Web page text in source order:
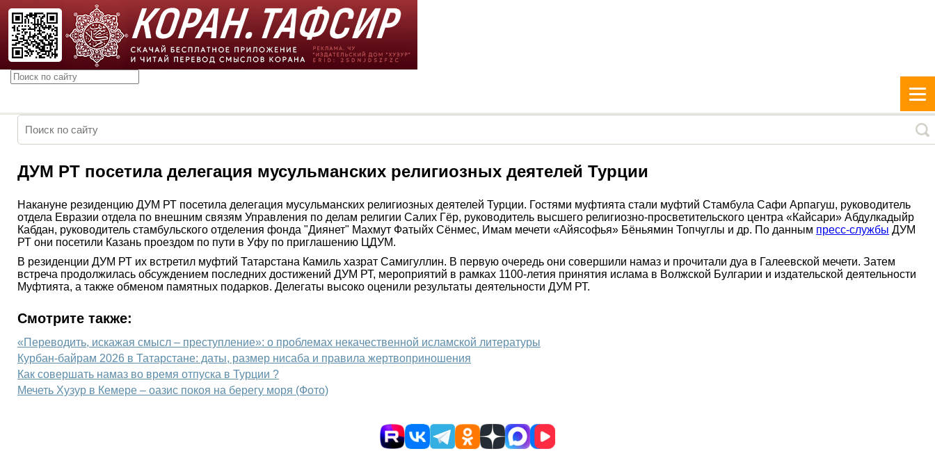
ДУМ РТ посетила делегация мусульманских религиозных деятелей Турции
Накануне резиденцию ДУМ РТ посетила делегация мусульманских религиозных деятелей Турции. Гостями муфтията стали муфтий Стамбула Сафи Арпагуш, руководитель
отдела Евразии отдела по внешним связям Управления по делам религии Салих Гёр, руководитель высшего религиозно-просветительского центра «Кайсари» Абдулкадыйр
Кабдан, руководитель стамбульского отделения фонда "Диянет" Махмут Фатыйх Сёнмес, Имам мечети «Айясофья» Бёньямин Топчуглы и др. По данным пресс-службы ДУМ
РТ они посетили Казань проездом по пути в Уфу по приглашению ЦДУМ.
В резиденции ДУМ РТ их встретил муфтий Татарстана Камиль хазрат Самигуллин. В первую очередь они совершили намаз и прочитали дуа в Галеевской мечети. Затем
встреча продолжилась обсуждением последних достижений ДУМ РТ, мероприятий в рамках 1100-летия принятия ислама в Волжской Булгарии и издательской деятельности
Муфтията, а также обменом памятных подарков. Делегаты высоко оценили результаты деятельности ДУМ РТ.
Смотрите также:
«Переводить, искажая смысл – преступление»: о проблемах некачественной исламской литературы
Курбан-байрам 2026 в Татарстане: даты, размер нисаба и правила жертвоприношения
Как совершать намаз во время отпуска в Турции ?
Мечеть Хузур в Кемере – оазис покоя на берегу моря (Фото)